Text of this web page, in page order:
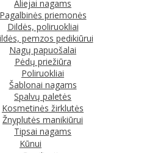
Aliejai nagams
Pagalbinės priemonės
Dildės, poliruokliai
pemzos pedikiūrui
Nagų papuošalai
Pėdų priežiūra
Poliruokliai
Šablonai nagams
Spalvų paletės
Kosmetinės žirklutės
Žnyplutės manikiūrui
Tipsai nagams
Kūnui